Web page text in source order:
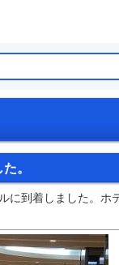
。
に到着しました。ホ